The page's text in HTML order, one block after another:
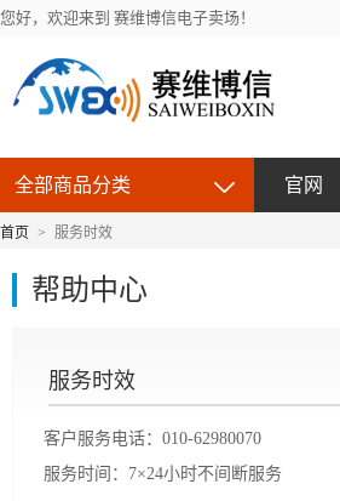
您好，欢迎来到 赛维博信电子卖场！
全部商品分类 官网
首页 > 服务时效
帮助中心
服务时效
客户服务电话：010-62980070
服务时间：7×24小时不间断服务